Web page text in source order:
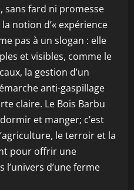
sans fard ni promesse
notion d’« expérience
pas à un slogan : elle
et visibles, comme le
la gestion d’un
anti-gaspillage
claire. Le Bois Barbu
et manger; c’est
le terroir et la
pour offrir une
d’une ferme